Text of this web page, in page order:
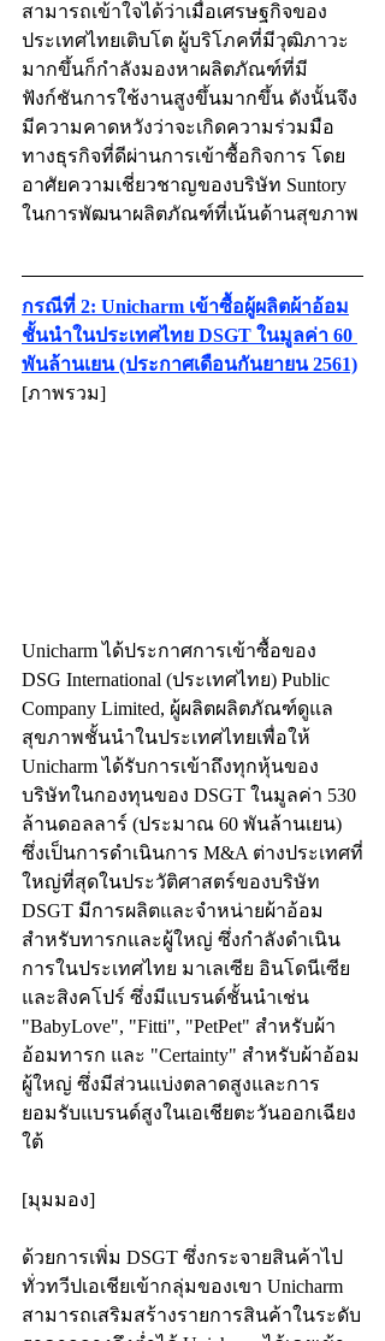
สามารถเข้าใจได้ว่าเมื่อเศรษฐกิจของ
ประเทศไทยเติบโต ผู้บริโภคที่มีวุฒิภาวะ
มากขึ้นก็กำลังมองหาผลิตภัณฑ์ที่มี
ฟังก์ชันการใช้งานสูงขึ้นมากขึ้น ดังนั้นจึง
มีความคาดหวังว่าจะเกิดความร่วมมือ
ทางธุรกิจที่ดีผ่านการเข้าซื้อกิจการ โดย
อาศัยความเชี่ยวชาญของบริษัท Suntory
ในการพัฒนาผลิตภัณฑ์ที่เน้นด้านสุขภาพ
กรณีที่ 2: Unicharm เข้าซื้อผู้ผลิตผ้าอ้อม
ชั้นนำในประเทศไทย DSGT ในมูลค่า 60
พันล้านเยน (ประกาศเดือนกันยายน 2561)
[ภาพรวม]
Unicharm ได้ประกาศการเข้าซื้อของ
DSG International (ประเทศไทย) Public
Company Limited, ผู้ผลิตผลิตภัณฑ์ดูแล
สุขภาพชั้นนำในประเทศไทยเพื่อให้
Unicharm ได้รับการเข้าถึงทุกหุ้นของ
บริษัทในกองทุนของ DSGT ในมูลค่า 530
ล้านดอลลาร์ (ประมาณ 60 พันล้านเยน)
ซึ่งเป็นการดำเนินการ M&A ต่างประเทศที่
ใหญ่ที่สุดในประวัติศาสตร์ของบริษัท
DSGT มีการผลิตและจำหน่ายผ้าอ้อม
สำหรับทารกและผู้ใหญ่ ซึ่งกำลังดำเนิน
การในประเทศไทย มาเลเซีย อินโดนีเซีย
และสิงคโปร์ ซึ่งมีแบรนด์ชั้นนำเช่น
"BabyLove", "Fitti", "PetPet" สำหรับผ้า
อ้อมทารก และ "Certainty" สำหรับผ้าอ้อม
ผู้ใหญ่ ซึ่งมีส่วนแบ่งตลาดสูงและการ
ยอมรับแบรนด์สูงในเอเชียตะวันออกเฉียง
ใต้
[มุมมอง]
ด้วยการเพิ่ม DSGT ซึ่งกระจายสินค้าไป
ทั่วทวีปเอเชียเข้ากลุ่มของเขา Unicharm
สามารถเสริมสร้างรายการสินค้าในระดับ